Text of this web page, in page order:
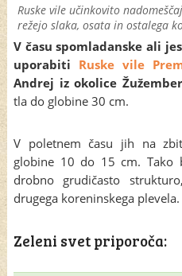
Ruske vile učinkovito
režejo slaka, osata in ostalega
V času spomladanske ali
uporabiti Ruske vile
Andrej iz okolice
tla do globine 30 cm.
V poletnem času jih na
globine 10 do 15 cm. Tako
drobno grudičasto
drugega koreninskega plevela.
Zeleni svet priporoča: